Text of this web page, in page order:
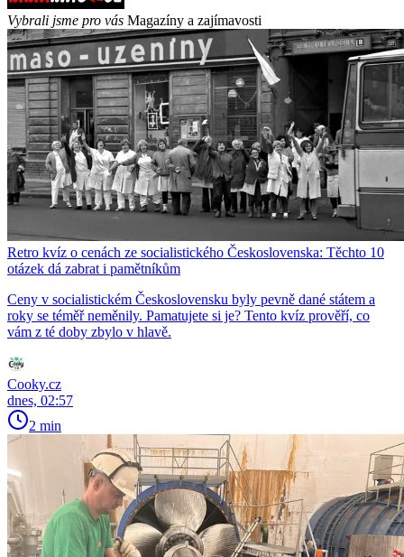
Vybrali jsme pro vás Magazíny a zajímavosti
Retro kvíz o cenách ze socialistického Československa: Těchto 10
otázek dá zabrat i pamětníkům
Ceny v socialistickém Československu byly pevně dané státem a
roky se téměř neměnily. Pamatujete si je? Tento kvíz prověří, co
vám z té doby zbylo v hlavě.
Cooky.cz
dnes, 02:57
2 min